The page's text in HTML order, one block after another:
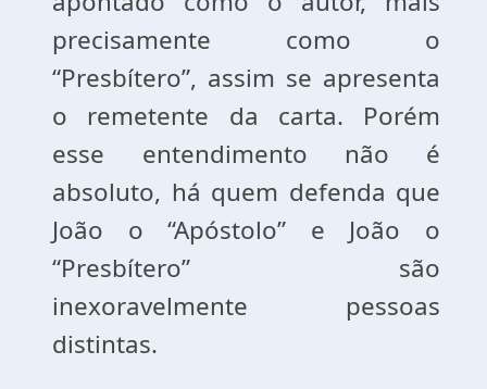
precisamente como o
“Presbítero”, assim se apresenta
o remetente da carta. Porém
esse entendimento não é
absoluto, há quem defenda que
João o “Apóstolo” e João o
“Presbítero” são
inexoravelmente pessoas
distintas.